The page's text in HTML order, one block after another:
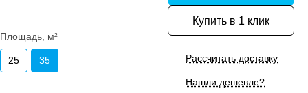
Площадь, м²
25 35
Купить в 1 клик
Рассчитать доставку
Нашли дешевле?